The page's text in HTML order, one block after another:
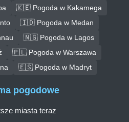
🇰🇪 Pogoda w Kakamega
🇮🇩 Pogoda w Medan
🇳🇬 Pogoda w Lagos
🇵🇱 Pogoda w Warszawa
🇪🇸 Pogoda w Madryt
pogodowe
miasta teraz